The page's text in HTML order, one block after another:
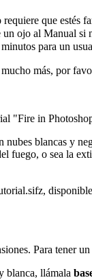
que estés
un ojo al Manual si
para un
más, por
"Fire in
blancas y
fuego, o sea la
,
Para tener
blanca, llámala